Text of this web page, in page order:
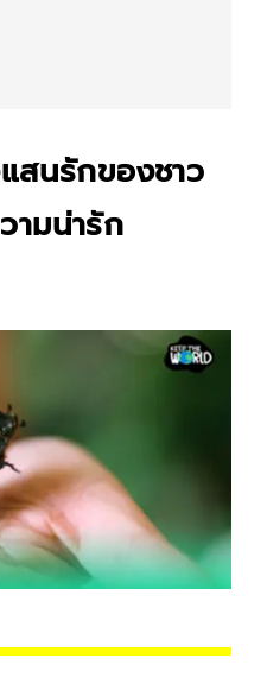
สนรักของชาว
มน่ารัก